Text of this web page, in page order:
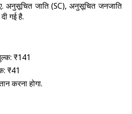
अनुसूचित जाति (SC), अनुसूचित जनजाति
गई है.
₹141
₹41
करना होगा.